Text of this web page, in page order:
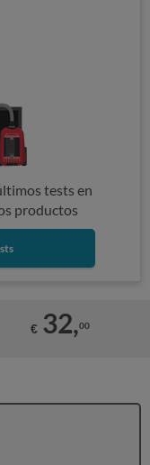
tests en
productos
€ 32,00